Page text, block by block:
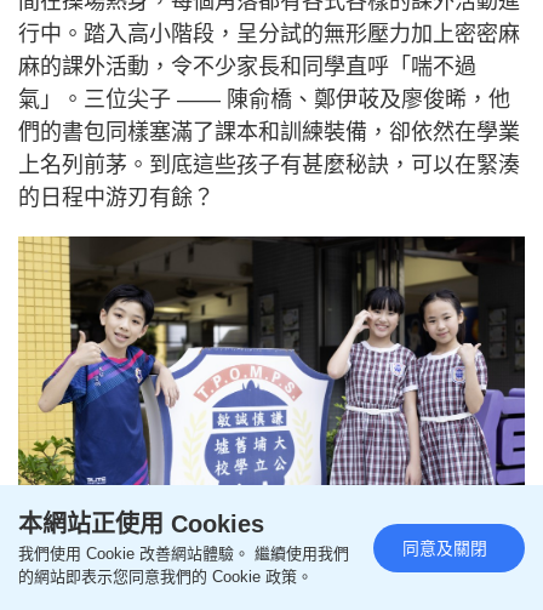
行中。踏入高小階段，呈分試的無形壓力加上密密麻
麻的課外活動，令不少家長和同學直呼「喘不過
氣」。三位尖子 —— 陳俞橋、鄭伊荍及廖俊晞，他
們的書包同樣塞滿了課本和訓練裝備，卻依然在學業
上名列前茅。到底這些孩子有甚麼秘訣，可以在緊湊
的日程中游刃有餘？
本網站正使用 Cookies
我們使用 Cookie 改善網站體驗。 繼續使用我們
的網站即表示您同意我們的 Cookie 政策。
同意及關閉